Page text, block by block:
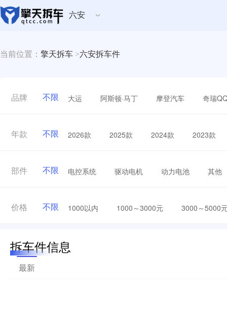
六安
当前位置： 擎天拆车 >六安拆车件
品牌 不限 大运 阿斯顿·马丁 摩登汽车 奇瑞
年款 不限 2026款 2025款 2024款 2023款
部件 不限 电控系统 驱动电机 动力电池 其他
价格 不限 1000以内 1000～3000元 3000～5000
拆车件信息
最新